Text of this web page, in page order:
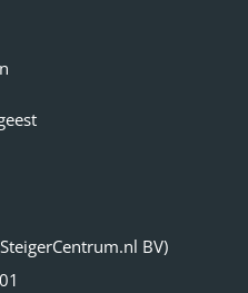
BV)